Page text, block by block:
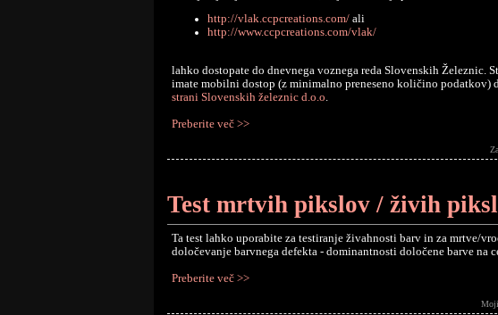
http://vlak.ccpcreations.com/ ali
http://www.ccpcreations.com/vlak/
lahko dostopate do dnevnega voznega reda Slovenskih Železnic.
imate mobilni dostop (z minimalno preneseno količino podatkov)
strani Slovenskih železnic d.o.o.
Preberite več >>
Test mrtvih pikslov / živih
Ta test lahko uporabite za testiranje živahnosti barv in za mrtve/
določevanje barvnega defekta - dominantnosti določene barve na
Preberite več >>
Moji